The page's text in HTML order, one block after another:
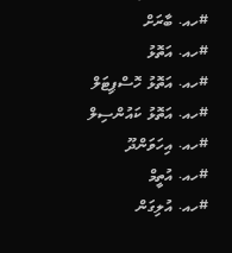
#ހއ. ބާރަށް
#ހއ. އަތޮޅު
#ހއ. އަތޮޅު ހޮސްޕިޓަލް
#ހއ. އަތޮޅު ކައުންސިލް
#ހއ. އިހަވަންދޫ
#ހއ. އުތީމް
#ހއ. އުލިގަން